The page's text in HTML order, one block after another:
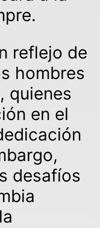
reflejo de
hombres
quienes
en el
desafíos